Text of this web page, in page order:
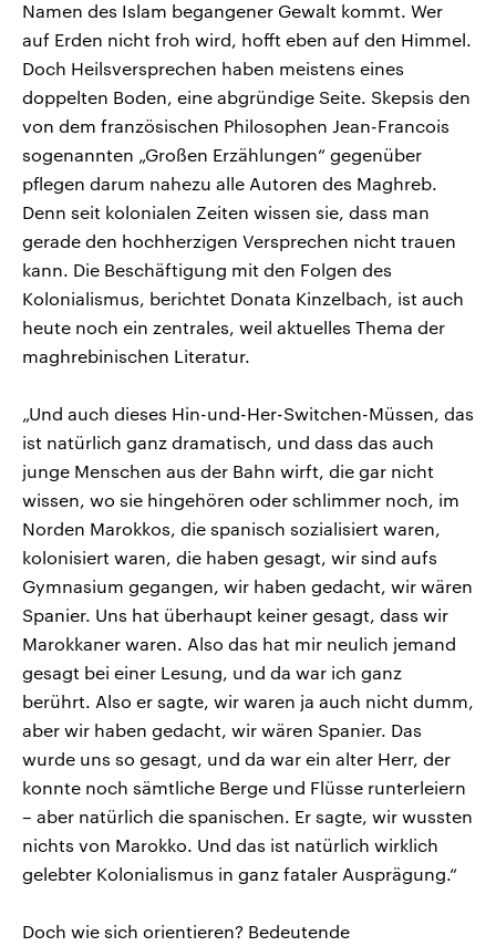
Namen des Islam begangener Gewalt kommt. Wer
auf Erden nicht froh wird, hofft eben auf den Himmel.
Doch Heilsversprechen haben meistens eines
doppelten Boden, eine abgründige Seite. Skepsis den
von dem französischen Philosophen Jean-Francois
sogenannten „Großen Erzählungen“ gegenüber
pflegen darum nahezu alle Autoren des Maghreb.
Denn seit kolonialen Zeiten wissen sie, dass man
gerade den hochherzigen Versprechen nicht trauen
kann. Die Beschäftigung mit den Folgen des
Kolonialismus, berichtet Donata Kinzelbach, ist auch
heute noch ein zentrales, weil aktuelles Thema der
maghrebinischen Literatur.
„Und auch dieses Hin-und-Her-Switchen-Müssen, das
ist natürlich ganz dramatisch, und dass das auch
junge Menschen aus der Bahn wirft, die gar nicht
wissen, wo sie hingehören oder schlimmer noch, im
Norden Marokkos, die spanisch sozialisiert waren,
kolonisiert waren, die haben gesagt, wir sind aufs
Gymnasium gegangen, wir haben gedacht, wir wären
Spanier. Uns hat überhaupt keiner gesagt, dass wir
Marokkaner waren. Also das hat mir neulich jemand
gesagt bei einer Lesung, und da war ich ganz
berührt. Also er sagte, wir waren ja auch nicht dumm,
aber wir haben gedacht, wir wären Spanier. Das
wurde uns so gesagt, und da war ein alter Herr, der
konnte noch sämtliche Berge und Flüsse runterleiern
– aber natürlich die spanischen. Er sagte, wir wussten
nichts von Marokko. Und das ist natürlich wirklich
gelebter Kolonialismus in ganz fataler Ausprägung.“
Doch wie sich orientieren? Bedeutende